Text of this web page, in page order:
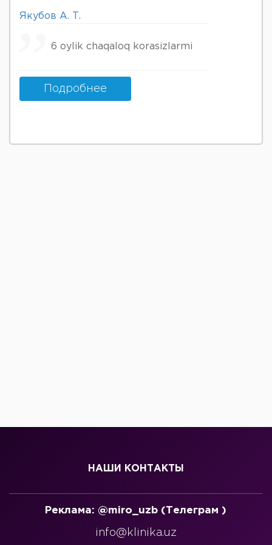
Якубов А. Т.
6 oylik chaqaloq korasizlarmi
Подробнее
НАШИ КОНТАКТЫ
Реклама: @miro_uzb (Телеграм )
info@klinika.uz